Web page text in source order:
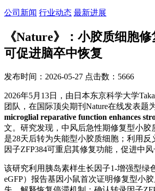
公司新闻 行业动态 最新进展
《Nature》：小胶质细胞
可促进脑卒中恢复
发布时间：2026-05-27 点击数：5666
2026年5月13日，由日本东京科学大学
团队，在国际顶尖期刊Nature在线发表题
microglial reparative function enhances
文。研究发现，中风后急性期修复型小胶
是28天后转为失能型小胶质细胞；利用反
因子ZFP384可重启其修复功能，促进中风
该研究利用胰岛素样生长因子1-增强型绿
eGFP）报告基因小鼠首次证明修复型小